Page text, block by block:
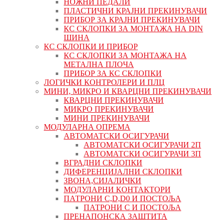
НОЖНИ ПЕДАЛИ
ПЛАСТИЧНИ КРАЈНИ ПРЕКИНУВАЧИ
ПРИБОР ЗА КРАЈНИ ПРЕКИНУВАЧИ
КС СКЛОПКИ ЗА МОНТАЖА НА DIN
ШИНА
КС СКЛОПКИ И ПРИБОР
КС СКЛОПКИ ЗА МОНТАЖА НА
МЕТАЛНА ПЛОЧА
ПРИБОР ЗА КС СКЛОПКИ
ЛОГИЧКИ КОНТРОЛЕРИ И ПЛЦ
МИНИ, МИКРО И КВАРЦНИ ПРЕКИНУВАЧИ
КВАРЦНИ ПРЕКИНУВАЧИ
МИКРО ПРЕКИНУВАЧИ
МИНИ ПРЕКИНУВАЧИ
МОДУЛАРНА ОПРЕМА
АВТОМАТСКИ ОСИГУРАЧИ
АВТОМАТСКИ ОСИГУРАЧИ 2П
АВТОМАТСКИ ОСИГУРАЧИ 3П
ВГРАДНИ СКЛОПКИ
ДИФЕРЕНЦИЈАЛНИ СКЛОПКИ
ЗВОНА,СИЈАЛИЧКИ
МОДУЛАРНИ КОНТАКТОРИ
ПАТРОНИ C,D,D0 И ПОСТОЉА
ПАТРОНИ C И ПОСТОЉА
ПРЕНАПОНСКА ЗАШТИТА